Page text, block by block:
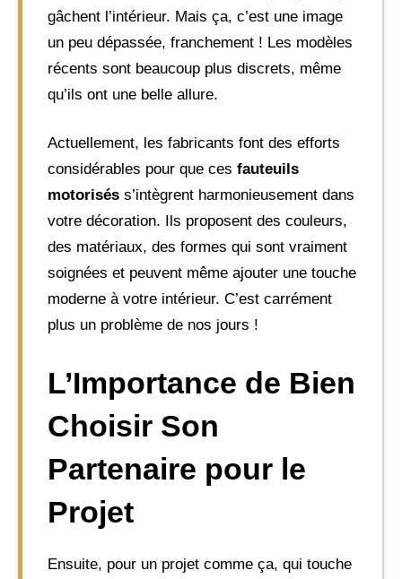
gâchent l’intérieur. Mais ça, c’est une image
un peu dépassée, franchement ! Les modèles
récents sont beaucoup plus discrets, même
qu’ils ont une belle allure.
Actuellement, les fabricants font des efforts
considérables pour que ces fauteuils
motorisés s’intègrent harmonieusement dans
votre décoration. Ils proposent des couleurs,
des matériaux, des formes qui sont vraiment
soignées et peuvent même ajouter une touche
moderne à votre intérieur. C’est carrément
plus un problème de nos jours !
L’Importance de Bien
Choisir Son
Partenaire pour le
Projet
Ensuite, pour un projet comme ça, qui touche